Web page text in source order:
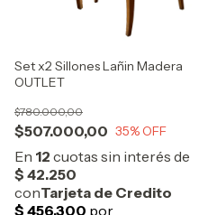
Set x2 Sillones Lañin Madera
OUTLET
$507.000,00
$780.000,00
35% OFF